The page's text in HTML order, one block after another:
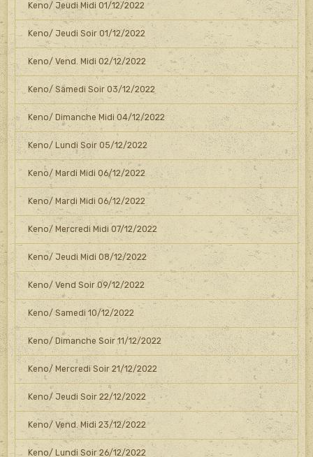
Keno/ Jeudi Midi 01/12/2022
Keno/ Jeudi Soir 01/12/2022
Keno/ Vend. Midi 02/12/2022
Keno/ Samedi Soir 03/12/2022
Keno/ Dimanche Midi 04/12/2022
Keno/ Lundi Soir 05/12/2022
Keno/ Mardi Midi 06/12/2022
Keno/ Mardi Midi 06/12/2022
Keno/ Mercredi Midi 07/12/2022
Keno/ Jeudi Midi 08/12/2022
Keno/ Vend Soir 09/12/2022
Keno/ Samedi 10/12/2022
Keno/ Dimanche Soir 11/12/2022
Keno/ Mercredi Soir 21/12/2022
Keno/ Jeudi Soir 22/12/2022
Keno/ Vend. Midi 23/12/2022
Keno/ Lundi Soir 26/12/2022